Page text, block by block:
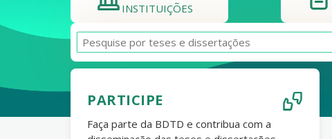
INSTITUIÇÕES
PARTICIPE
Faça parte da BDTD e contribua com a